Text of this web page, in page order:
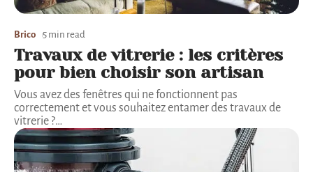
Brico 5 min read
Travaux de vitrerie : les critères
pour bien choisir son artisan
Vous avez des fenêtres qui ne fonctionnent pas
correctement et vous souhaitez entamer des travaux de
vitrerie ?…